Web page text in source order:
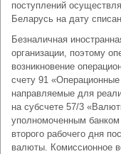
поступлений
Беларусь на дату
Безналичная
организации, поэтому
возникновение
счету 91
направляемые для
на субсчете 57/3
уполномоченным
второго рабочего дня
валюты. Комиссионное